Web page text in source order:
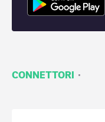
CONNETTORI ·